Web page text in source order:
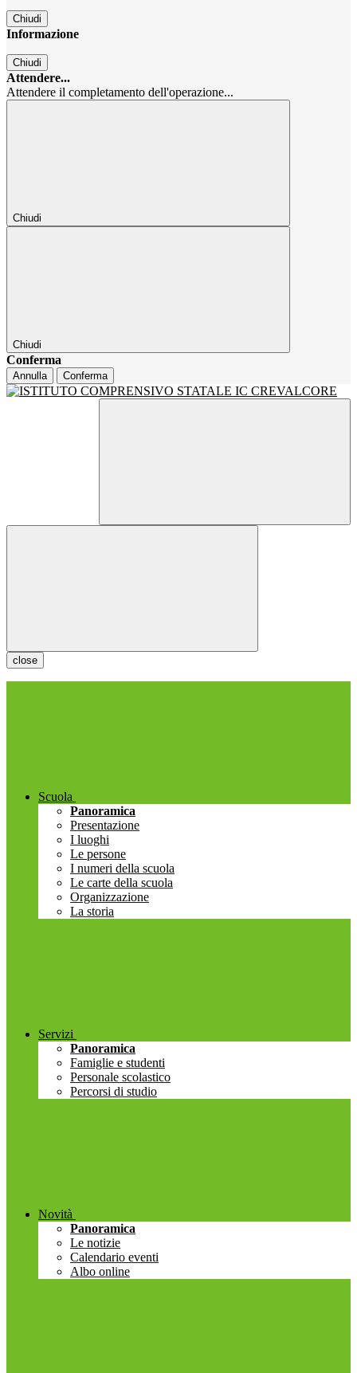
Chiudi
Informazione
Chiudi
Attendere...
Attendere il completamento dell'operazione...
Chiudi
Chiudi
Conferma
Annulla Conferma
close
Scuola
Panoramica
Presentazione
I luoghi
Le persone
I numeri della scuola
Le carte della scuola
Organizzazione
La storia
Servizi
Panoramica
Famiglie e studenti
Personale scolastico
Percorsi di studio
Novità
Panoramica
Le notizie
Calendario eventi
Albo online